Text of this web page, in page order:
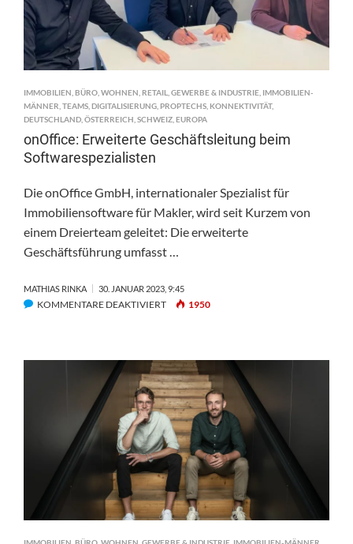
IMMOBILIEN BÜRO WOHNEN RETAIL GEWERBE & INDUSTRIE IMMOBILIEN-
MÄNNER TEAMS DIGITALISIERUNG PROPTECHS KONNEKTIVITÄT,
DEUTSCHLAND ÖSTERREICH SCHWEIZ EUROPA
onOffice: Erweiterte Geschäftsleitung beim
Softwarespezialisten
Die onOffice GmbH, internationaler Spezialist für
Immobiliensoftware für Makler, wird seit Kurzem von
einem Dreierteam geleitet: Die erweiterte
Geschäftsführung umfasst …
MATHIAS RINKA 30. JANUAR 2023, 9:45
KOMMENTARE DEAKTIVIERTFÜR
BEIM
SOFTWARESPEZIALISTEN
1950